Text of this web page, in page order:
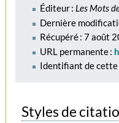
Éditeur : Les Mots
Dernière
Récupéré : 7 août
URL permanente :
Identifiant de
Styles de